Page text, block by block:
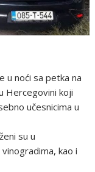
u noći sa petka na
Hercegovini koji
učesnicima u
su u
kao i